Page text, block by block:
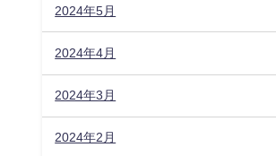
2024年5月
2024年4月
2024年3月
2024年2月